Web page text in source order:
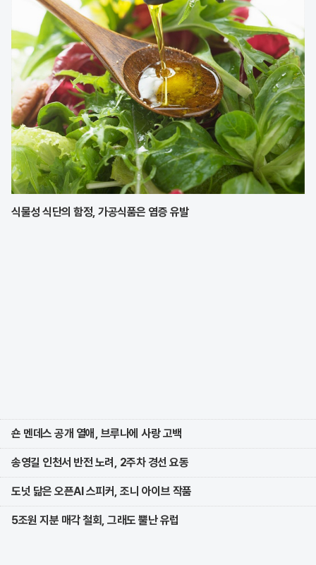
식물성 식단의 함정, 가공식품은 염증 유발
숀 멘데스 공개 열애, 브루나에 사랑 고백
송영길 인천서 반전 노려, 2주차 경선 요동
도넛 닮은 오픈AI 스피커, 조니 아이브 작품
5조원 지분 매각 철회, 그래도 뿔난 유럽